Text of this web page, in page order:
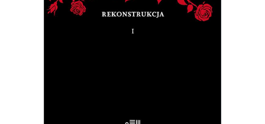
Na pytanie: „Kim jesteś?”, Tadeusz
Różewicz odpowiedział przed laty: „Kto
mnie uważnie czyta, ten wie”.